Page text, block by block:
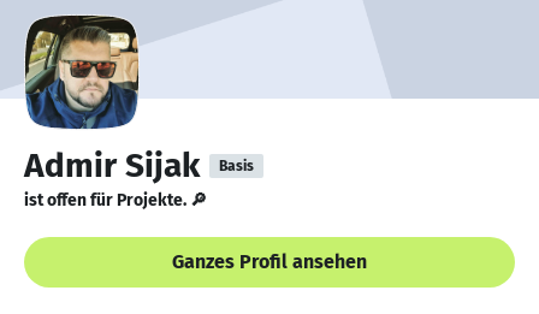
Admir Sijak Basis
ist offen für Projekte. 🔎
Ganzes Profil ansehen